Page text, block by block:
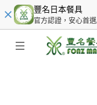
豐名日本餐具
官方認證，安心首